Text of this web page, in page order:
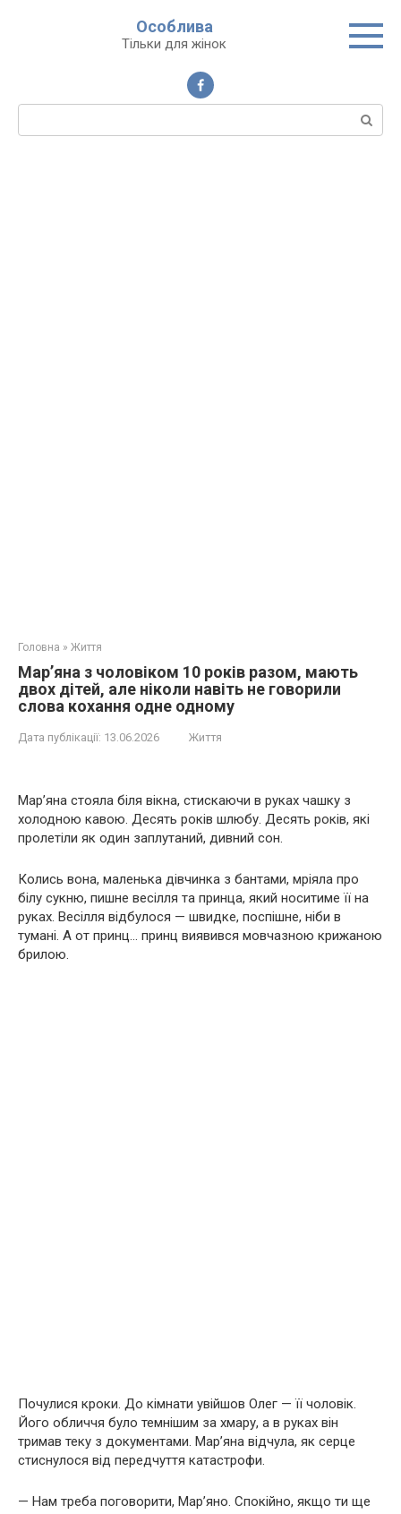
Особлива
Тільки для жінок
Пошук:
Головна » Життя
Мар’яна з чоловіком 10 років разом, мають
двох дітей, але ніколи навіть не говорили
слова кохання одне одному
Дата публікації: 13.06.2026 Життя
Мар’яна стояла біля вікна, стискаючи в руках чашку з
холодною кавою. Десять років шлюбу. Десять років, які
пролетіли як один заплутаний, дивний сон.
Колись вона, маленька дівчинка з бантами, мріяла про
білу сукню, пишне весілля та принца, який носитиме її на
руках. Весілля відбулося — швидке, поспішне, ніби в
тумані. А от принц… принц виявився мовчазною крижаною
брилою.
Почулися кроки. До кімнати увійшов Олег — її чоловік.
Його обличчя було темнішим за хмару, а в руках він
тримав теку з документами. Мар’яна відчула, як серце
стиснулося від передчуття катастрофи.
— Нам треба поговорити, Мар’яно. Спокійно, якщо ти ще